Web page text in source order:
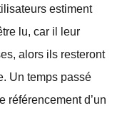
estiment
lu, car il leur
alors ils resteront
Un temps passé
référencement d’un